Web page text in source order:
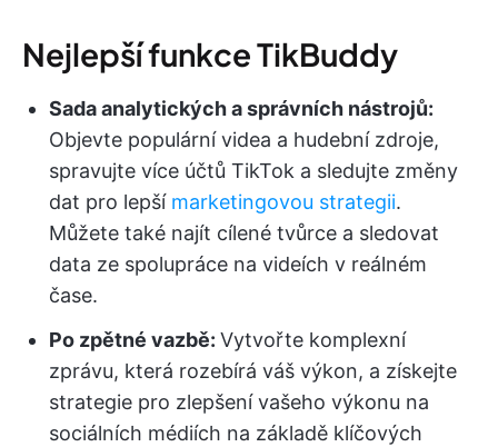
Nejlepší funkce TikBuddy
Sada analytických a správních nástrojů:
Objevte populární videa a hudební zdroje,
spravujte více účtů TikTok a sledujte změny
dat pro lepší marketingovou strategii.
Můžete také najít cílené tvůrce a sledovat
data ze spolupráce na videích v reálném
čase.
Po zpětné vazbě: Vytvořte komplexní
zprávu, která rozebírá váš výkon, a získejte
strategie pro zlepšení vašeho výkonu na
sociálních médiích na základě klíčových